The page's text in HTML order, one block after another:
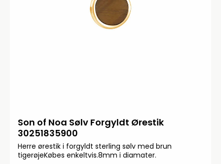
Son of Noa Sølv Forgyldt Ørestik
30251835900
Herre ørestik i forgyldt sterling sølv med brun
tigerøjeKøbes enkeltvis.8mm i diamater.